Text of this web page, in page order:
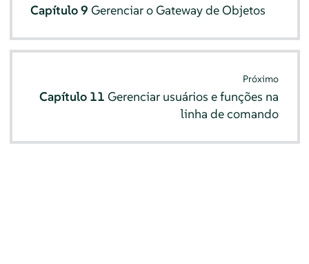
Capítulo 9Gerenciar o Gateway de Objetos
Próximo
Capítulo 11 Gerenciar usuários e funções na
linha de comando